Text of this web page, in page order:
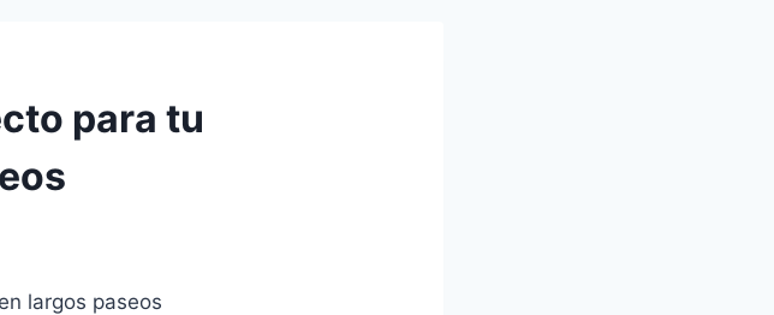
para tu
largos paseos